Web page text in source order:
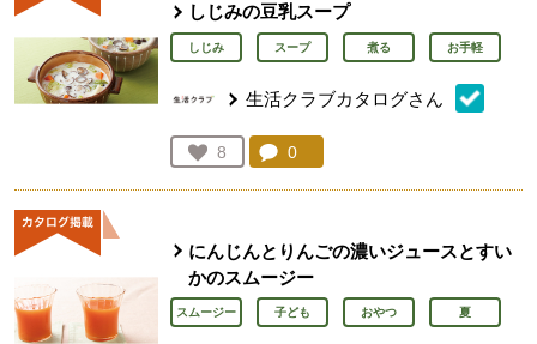
しじみの豆乳スープ
しじみ スープ 煮る お手軽
生活クラブカタログさん
お気に入り登録：
8
人が登録
コメント：
0
にんじんとりんごの濃いジュースとすい
かのスムージー
スムージー 子ども おやつ 夏